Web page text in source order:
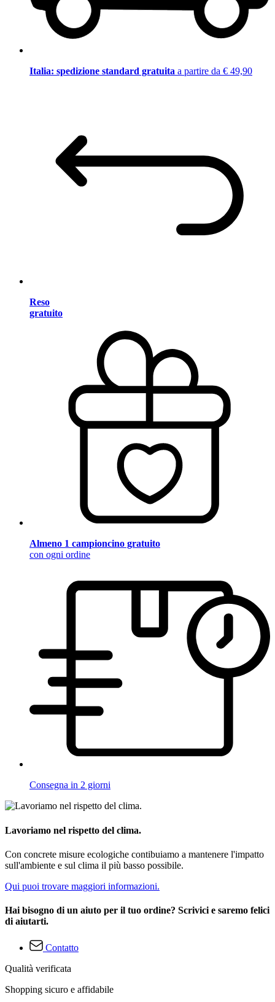
Italia: spedizione standard gratuita a partire da € 49,90
Reso
gratuito
Almeno 1 campioncino gratuito
con ogni ordine
Consegna in 2 giorni
Lavoriamo nel rispetto del clima.
Con concrete misure ecologiche contibuiamo a mantenere l'impatto
sull'ambiente e sul clima il più basso possibile.
Qui puoi trovare maggiori informazioni.
Hai bisogno di un aiuto per il tuo ordine? Scrivici e saremo felici
di aiutarti.
Contatto
Qualità verificata
Shopping sicuro e affidabile